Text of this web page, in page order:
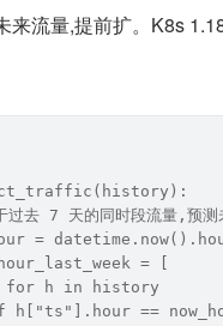
来流量,提前扩。K8s
去 7 天的同时段流量,预测
=
= [
for h in history
h["ts"].hour ==